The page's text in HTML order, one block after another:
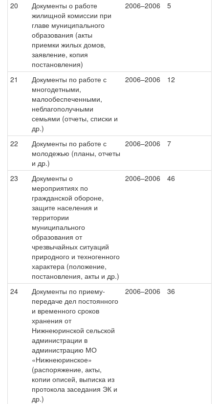
20
Документы о работе
жилищной комиссии при
главе муниципального
образования (акты
приемки жилых домов,
заявление, копия
постановления)
2006–2006 5
21
Документы по работе с
многодетными,
малообеспеченными,
неблагополучными
семьями (отчеты, списки и
др.)
2006–2006 12
22
Документы по работе с
молодежью (планы, отчеты
и др.)
2006–2006 7
23
Документы о
мероприятиях по
гражданской обороне,
защите населения и
территории
муниципального
образования от
чрезвычайных ситуаций
природного и техногенного
характера (положение,
постановления, акты и др.)
2006–2006 46
24
Документы по приему-
передаче дел постоянного
и временного сроков
хранения от
Нижнеюринской сельской
администрации в
администрацию МО
«Нижнеюринское»
(распоряжение, акты,
копии описей, выписка из
протокола заседания ЭК и
др.)
2006–2006 36